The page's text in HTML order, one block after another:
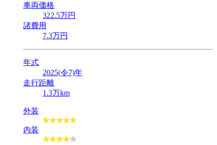
車両価格
322.5万円
諸費用
7.3万円
年式
2025(令7)年
走行距離
1.3万km
外装
内装